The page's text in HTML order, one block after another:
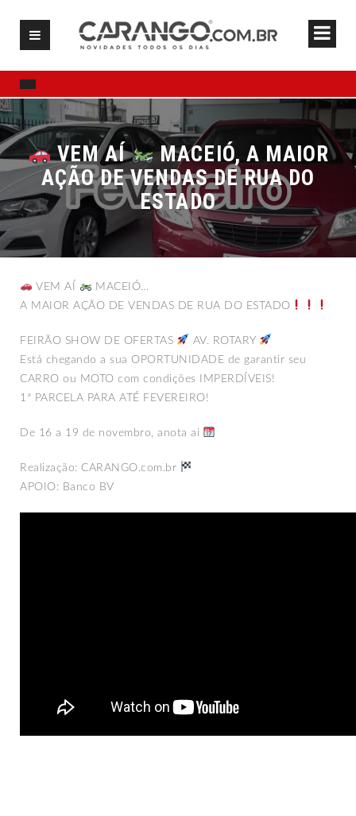
VEM AÍ
MACEIÓ, A MAIOR
AÇÃO DE VENDAS DE RUA DO
ESTADO
VEM AÍ
MACEIÓ…
A MAIOR AÇÃO DE VENDAS DE RUA DO ESTADO
FEIRÃO SHOW DE OFERTAS
AV. ROTARY
Está chegando a sua OPORTUNIDADE de garantir seu
CARRO ou MOTO com condições IMPERDÍVEIS!
1ª PARCELA PARA ATÉ FEVEREIRO!
De 16 a 19 de novembro, anota ai
Realização: CARANGO.com.br
APOIO: Banco BV